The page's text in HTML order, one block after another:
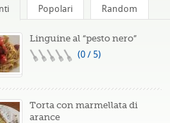
Popolari Random
Linguine al “pesto nero”
(0 / 5)
Torta con marmellata di
arance